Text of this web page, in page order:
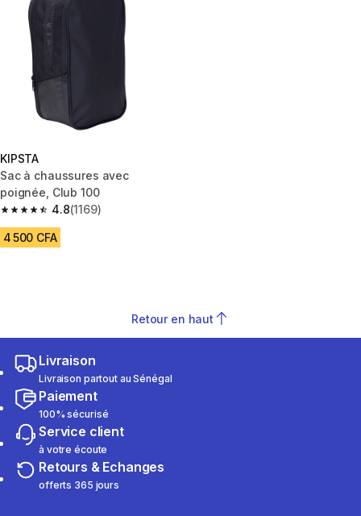
KIPSTA
Sac à chaussures avec
poignée, Club 100
4.8
4.8 out of 5 stars from 1169 reviews
(1169)
4 500 CFA
Retour en haut
Livraison
Livraison partout au Sénégal
Paiement
100% sécurisé
Service client
à votre écoute
Retours & Echanges
offerts 365 jours